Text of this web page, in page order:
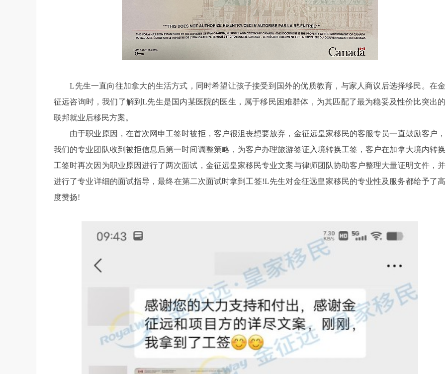
L先生一直向往加拿大的生活方式，同时希望让孩子接受到国外的优质教育，与家人商议后选择移民。在金
征远咨询时，我们了解到L先生是国内某医院的医生，属于移民困难群体，为其匹配了最为稳妥及性价比突出的
联邦就业后移民方案。
由于职业原因，在首次网申工签时被拒，客户很沮丧想要放弃，金征远皇家移民的客服专员一直鼓励客户，
我们的专业团队收到被拒信息后第一时间调整策略，为客户办理旅游签证入境转换工签，客户在加拿大境内转换
工签时再次因为职业原因进行了两次面试，金征远皇家移民专业文案与律师团队协助客户整理大量证明文件，并
进行了专业详细的面试指导，最终在第二次面试时拿到工签!L先生对金征远皇家移民的专业性及服务都给予了高
度赞扬!